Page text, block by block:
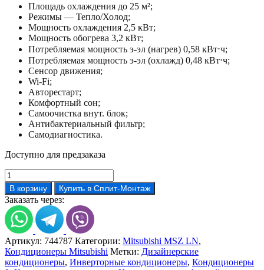
Площадь охлаждения до 25 м²;
Режимы — Тепло/Холод;
Мощность охлаждения 2,5 кВт;
Мощность обогрева 3,2 кВт;
Потребляемая мощность э-эл (нагрев) 0,58 кВт⋅ч;
Потребляемая мощность э-эл (охлажд) 0,48 кВт⋅ч;
Сенсор движения;
Wi-Fi;
Авторестарт;
Комфортный сон;
Самоочистка внут. блок;
Антибактериальный фильтр;
Самодиагностика.
Доступно для предзаказа
Количество
товара
Кондиционер
Mitsubishi
MSZ-
LN25
В корзину Купить в Сплит-Монтаж
Заказать через:
Артикул: 744787 Категории: Mitsubishi MSZ LN,
Кондиционеры Mitsubishi Метки: Дизайнерские
кондиционеры, Инверторные кондиционеры, Кондиционеры